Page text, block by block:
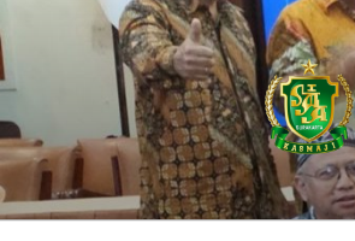
to
content